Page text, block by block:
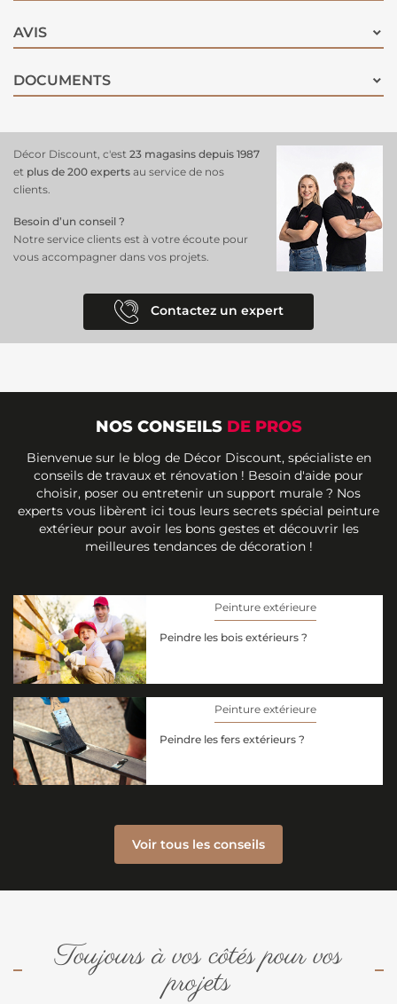
AVIS
DOCUMENTS
Décor Discount, c'est 23 magasins depuis 1987
et plus de 200 experts au service de nos
clients.
Besoin d’un conseil ?
Notre service clients est à votre écoute pour
vous accompagner dans vos projets.
Contactez un expert
NOS CONSEILS DE PROS
Bienvenue sur le blog de Décor Discount, spécialiste en
conseils de travaux et rénovation ! Besoin d'aide pour
choisir, poser ou entretenir un support murale ? Nos
experts vous libèrent ici tous leurs secrets spécial peinture
extérieur pour avoir les bons gestes et découvrir les
meilleures tendances de décoration !
Peinture extérieure
Peindre les bois extérieurs ?
Peinture extérieure
Peindre les fers extérieurs ?
Voir tous les conseils
Toujours à vos côtés pour vos
projets